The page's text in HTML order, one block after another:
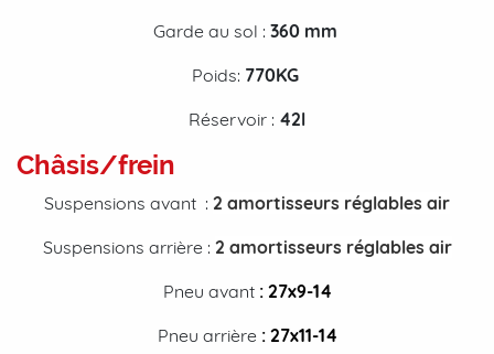
Garde au sol : 360mm
Poids: 770KG
Réservoir : 42l
Châsis/frein
Suspensions avant : 2 amortisseurs réglables air
Suspensions arrière : 2 amortisseurs réglables air
Pneu avant : 27x9-14
Pneu arrière : 27x11-14